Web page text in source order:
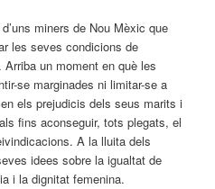
miners de Nou Mèxic que
les seves condicions de
un moment en què les
se marginades ni limitar-se a
els prejudicis dels seus marits i
fins aconseguir, tots plegats, el
A la lluita dels
idees sobre la igualtat de
i la dignitat femenina.